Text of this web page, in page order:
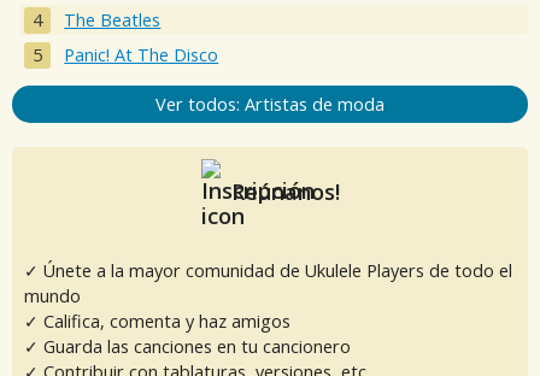
The Beatles
Panic! At The Disco
Ver todos: Artistas de moda
Reúnanos!
✓ Únete a la mayor comunidad de Ukulele Players de todo el
mundo
✓ Califica, comenta y haz amigos
✓ Guarda las canciones en tu cancionero
✓ Contribuir con tablaturas, versiones, etc.